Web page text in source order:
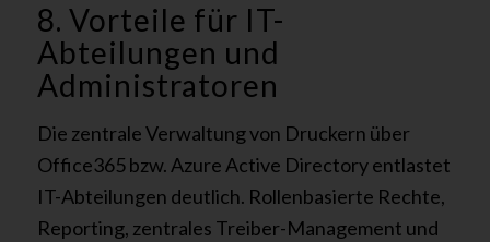
8. Vorteile für IT-
Abteilungen und
Administratoren
Die zentrale Verwaltung von Druckern über
Office365 bzw. Azure Active Directory entlastet
IT-Abteilungen deutlich. Rollenbasierte Rechte,
Reporting, zentrales Treiber-Management und